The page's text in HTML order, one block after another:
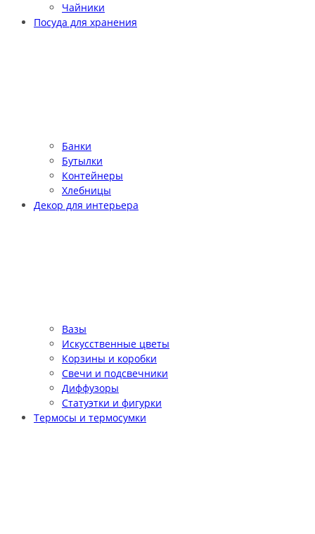
Чайники
Посуда для хранения
Банки
Бутылки
Контейнеры
Хлебницы
Декор для интерьера
Вазы
Искусственные цветы
Корзины и коробки
Свечи и подсвечники
Диффузоры
Статуэтки и фигурки
Термосы и термосумки